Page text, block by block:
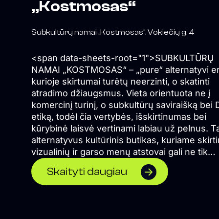
„Kostmosas“
Subkultūrų namai „Kostmosas“. Vokiečių g. 4
<span data-sheets-root="1">SUBKULTŪRŲ
NAMAI „KOSTMOSAS“ – „pure“ alternatyvi
kurioje skirtumai turėtų neerzinti, o skatinti
atradimo džiaugsmus. Vieta orientuota ne į
komercinį turinį, o subkultūrų saviraišką bei
etiką, todėl čia vertybės, išskirtinumas bei
kūrybinė laisvė vertinami labiau už pelnus.
alternatyvus kultūrinis butikas, kuriame
vizualinių ir garso menų atstovai gali ne tik
pristatyti savo darbus, bet ir čia pat juos kurti.
</span> Formuojame erdvę, kurioje naktinė
kultūra suvokiama ne vien kaip pramoga, o
Skaityti daugiau